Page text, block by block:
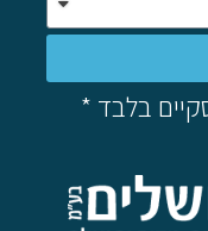
בלבד *